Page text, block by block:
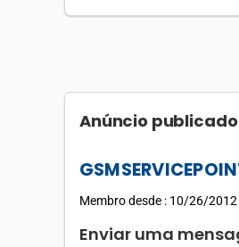
Anúncio
Membro desde : 10/26/2012
Enviar uma